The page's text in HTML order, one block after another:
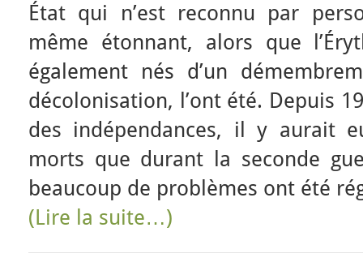
État qui n’est reconnu par
même étonnant, alors que
également nés d’un
décolonisation, l’ont été. Depuis
des indépendances, il y aurait
morts que durant la seconde
beaucoup de problèmes ont été
(Lire la suite…)